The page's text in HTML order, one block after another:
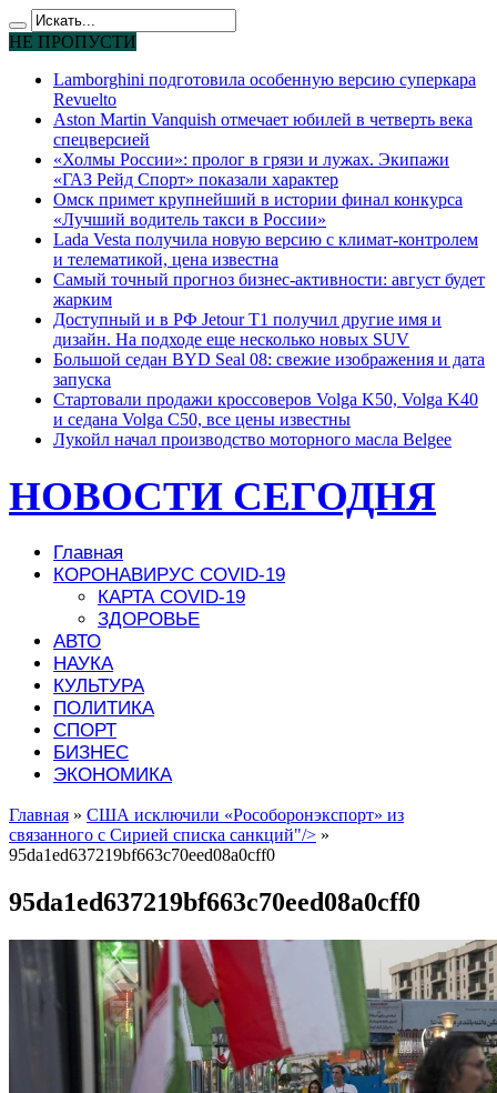
НЕ ПРОПУСТИ
Lamborghini подготовила особенную версию суперкара
Revuelto
Aston Martin Vanquish отмечает юбилей в четверть века
спецверсией
«Холмы России»: пролог в грязи и лужах. Экипажи
«ГАЗ Рейд Спорт» показали характер
Омск примет крупнейший в истории финал конкурса
«Лучший водитель такси в России»
Lada Vesta получила новую версию с климат-контролем
и телематикой, цена известна
Самый точный прогноз бизнес-активности: август будет
жарким
Доступный и в РФ Jetour T1 получил другие имя и
дизайн. На подходе еще несколько новых SUV
Большой седан BYD Seal 08: свежие изображения и дата
запуска
Стартовали продажи кроссоверов Volga K50, Volga K40
и седана Volga C50, все цены известны
Лукойл начал производство моторного масла Belgee
НОВОСТИ СЕГОДНЯ
Главная
КОРОНАВИРУС COVID-19
КАРТА COVID-19
ЗДОРОВЬЕ
АВТО
НАУКА
КУЛЬТУРА
ПОЛИТИКА
СПОРТ
БИЗНЕС
ЭКОНОМИКА
Главная » США исключили «Рособоронэкспорт» из
связанного с Сирией списка санкций"/> »
95da1ed637219bf663c70eed08a0cff0
95da1ed637219bf663c70eed08a0cff0